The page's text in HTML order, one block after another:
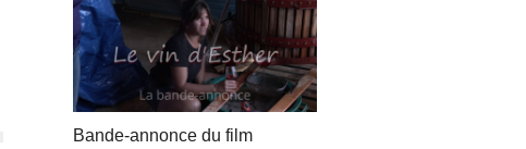
Bande-annonce du film